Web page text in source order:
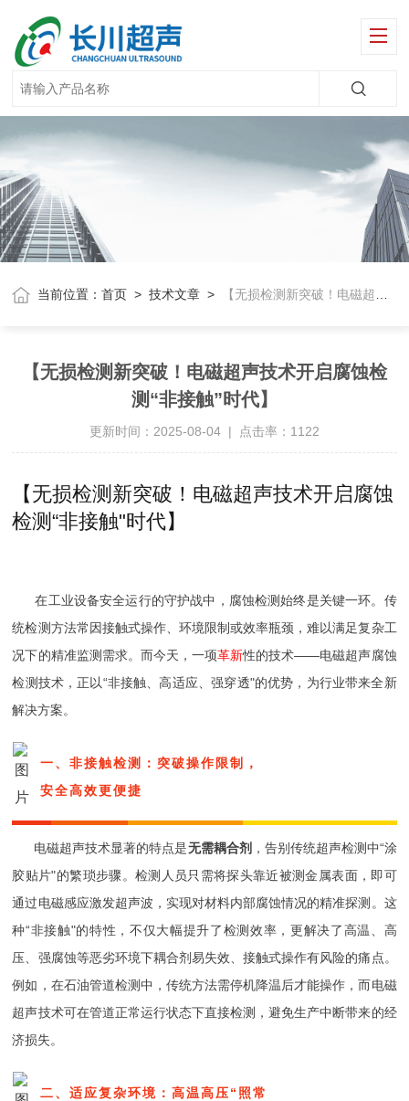
当前位置：首页 >技术文章 > 【无损检测新突破！电磁超声技术开启腐蚀检测“非接触”时代】
【无损检测新突破！电磁超声技术开启腐蚀检
测“非接触”时代】
更新时间：2025-08-04 | 点击率：1122
【无损检测新突破！电磁超声技术开启腐蚀
检测“非接触"时代】
在工业设备安全运行的守护战中，腐蚀检测始终是关键一环。传
统检测方法常因接触式操作、环境限制或效率瓶颈，难以满足复杂工
况下的精准监测需求。而今天，一项革新性的技术——电磁超声腐蚀
检测技术，正以“非接触、高适应、强穿透"的优势，为行业带来全新
解决方案。
一、非接触检测：突破操作限制，
安全高效更便捷
电磁超声技术显著的特点是无需耦合剂，告别传统超声检测中“涂
胶贴片"的繁琐步骤。检测人员只需将探头靠近被测金属表面，即可
通过电磁感应激发超声波，实现对材料内部腐蚀情况的精准探测。这
种“非接触"的特性，不仅大幅提升了检测效率，更解决了高温、高
压、强腐蚀等恶劣环境下耦合剂易失效、接触式操作有风险的痛点。
例如，在石油管道检测中，传统方法需停机降温后才能操作，而电磁
超声技术可在管道正常运行状态下直接检测，避免生产中断带来的经
济损失。
二、适应复杂环境：高温高压“照常